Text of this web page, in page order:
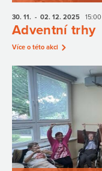
30. 11. - 02. 12. 2025 15:00
Adventní trhy
Více o této akci